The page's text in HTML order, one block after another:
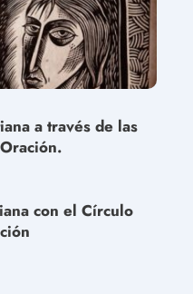
a través de las
con el Círculo